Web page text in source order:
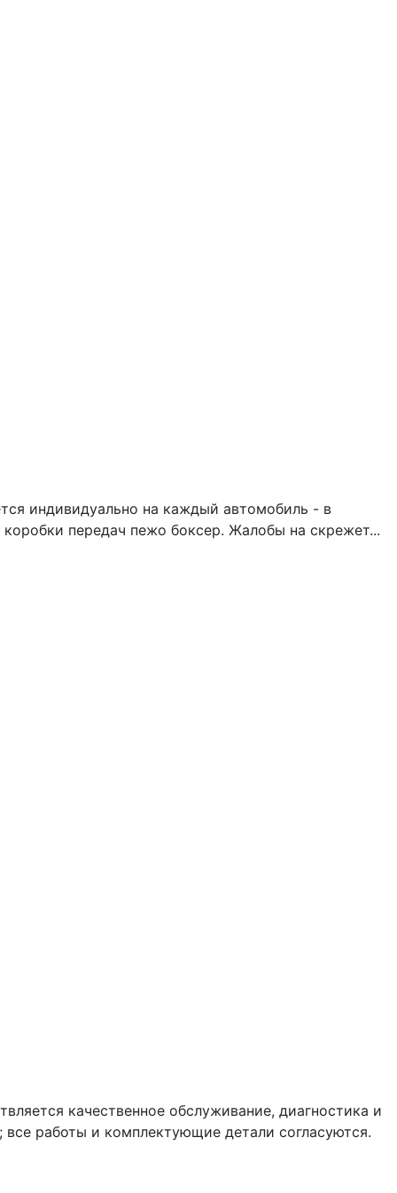
индивидуально на каждый автомобиль - в
передач пежо боксер. Жалобы на скрежет...
качественное обслуживание, диагностика и
работы и комплектующие детали согласуются.